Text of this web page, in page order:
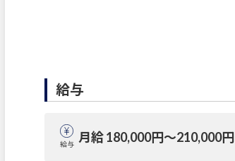
給与
給与 月給 180,000円〜210,000円